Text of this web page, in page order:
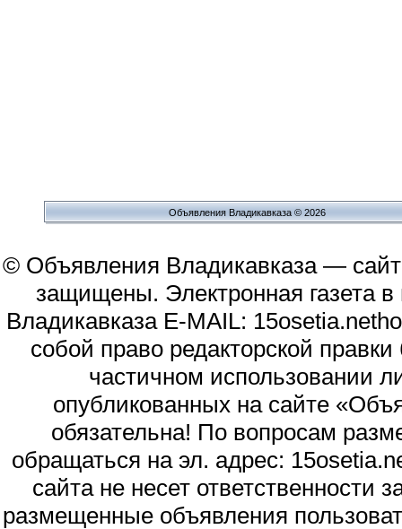
Объявления Владикавказа © 2026
© Объявления Владикавказа —
защищены. Электронная газета
Владикавказа E-MAIL:
собой право редакторской
частичном использовании
опубликованных на сайте
обязательна! По вопросам
обращаться на эл. адрес:
сайта не несет
размещенные объявления